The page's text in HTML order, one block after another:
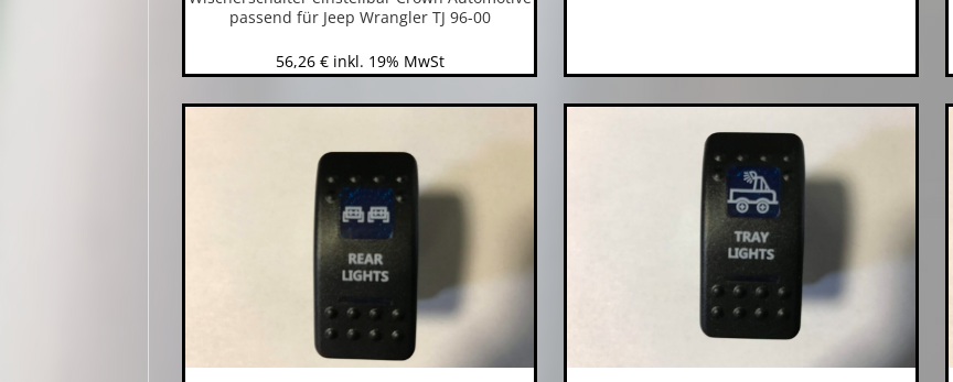
passend für Jeep Wrangler TJ 96-00
56,26 € inkl. 19% MwSt